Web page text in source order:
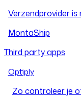
Verzendprovider is
MontaShip
Third party apps
Optiply
Zo controleer je